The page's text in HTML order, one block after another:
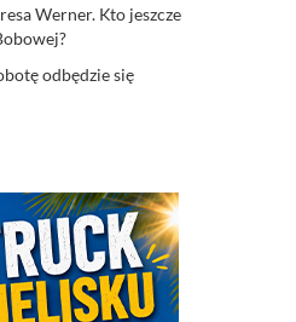
Werner. Kto jeszcze
odbędzie się